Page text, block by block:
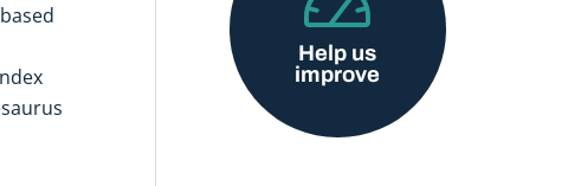
Help us
improve